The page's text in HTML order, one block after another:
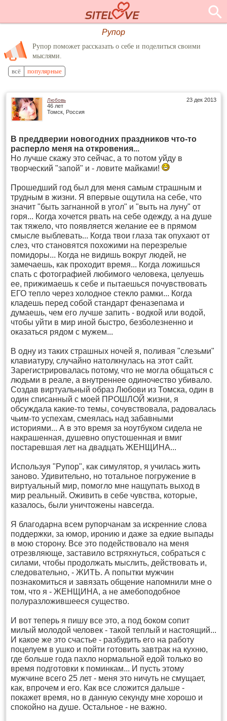
Рупор
Рупор поможет рассказать о себе и поделиться своими
мыслями.
всё популярные
23 дек 2013
Любовь
46 лет
Томск, Россия
В преддверии новогодних праздников что-то
расперло меня на откровения...
Но лучше скажу это сейчас, а то потом уйду в
творческий "запой" и - ловите майками!
Прошедший год был для меня самым страшным и
трудным в жизни. Я впервые ощутила на себе, что
значит "быть загнанной в угол" и "выть на луну" от
горя... Когда хочется рвать на себе одежду, а на душе
так тяжело, что появляется желание ее в прямом
смысле выблевать... Когда твои глаза так опухают от
слез, что становятся похожими на перезрелые
помидоры... Когда не видишь вокруг людей, не
замечаешь, как проходит время... Когда ложишься
спать с фотографией любимого человека, целуешь
ее, прижимаешь к себе и пытаешься почувствовать
ЕГО тепло через холодное стекло рамки... Когда
кладешь перед собой стандарт феназепама и
думаешь, чем его лучше запить - водкой или водой,
чтобы уйти в мир иной быстро, безболезненно и
оказаться рядом с мужем...
В одну из таких страшных ночей я, поливая "слезьми"
клавиатуру, случайно натолкнулась на этот сайт.
Зарегистрировалась потому, что не могла общаться с
людьми в реале, а внутреннее одиночество убивало.
Создав виртуальный образ Любови из Томска, один в
один списанный с моей ПРОШЛОЙ жизни, я
обсуждала какие-то темы, сочувствовала, радовалась
чьим-то успехам, смеялась над забавными
историями... А в это время за ноутбуком сидела не
накрашенная, душевно опустошенная и вмиг
постаревшая лет на двадцать ЖЕНЩИНА...
Используя "Рупор", как симулятор, я училась жить
заново. Удивительно, но тотальное погружение в
виртуальный мир, помогло мне нащупать выход в
мир реальный. Оживить в себе чувства, которые,
казалось, были уничтожены навсегда.
Я благодарна всем рупорчанам за искренние слова
поддержки, за юмор, иронию и даже за едкие выпады
в мою сторону. Все это подействовало на меня
отрезвляюще, заставило встряхнуться, собраться с
силами, чтобы продолжать мыслить, действовать и,
следовательно, - ЖИТЬ. А попытки мужчин
познакомиться и завязать общение напомнили мне о
том, что я - ЖЕНЩИНА, а не амебоподобное
полуразложившееся существо.
И вот теперь я пишу все это, а под боком сопит
милый молодой человек - такой теплый и настоящий...
И какое же это счастье - разбудить его на работу
поцелуем в ушко и пойти готовить завтрак на кухню,
где больше года пахло нормальной едой только во
время подготовки к поминкам... И пусть этому
мужчине всего 25 лет - меня это ничуть не смущает,
как, впрочем и его. Как все сложится дальше -
покажет время, но в данную секунду мне хорошо и
спокойно на душе. Остальное - не важно.